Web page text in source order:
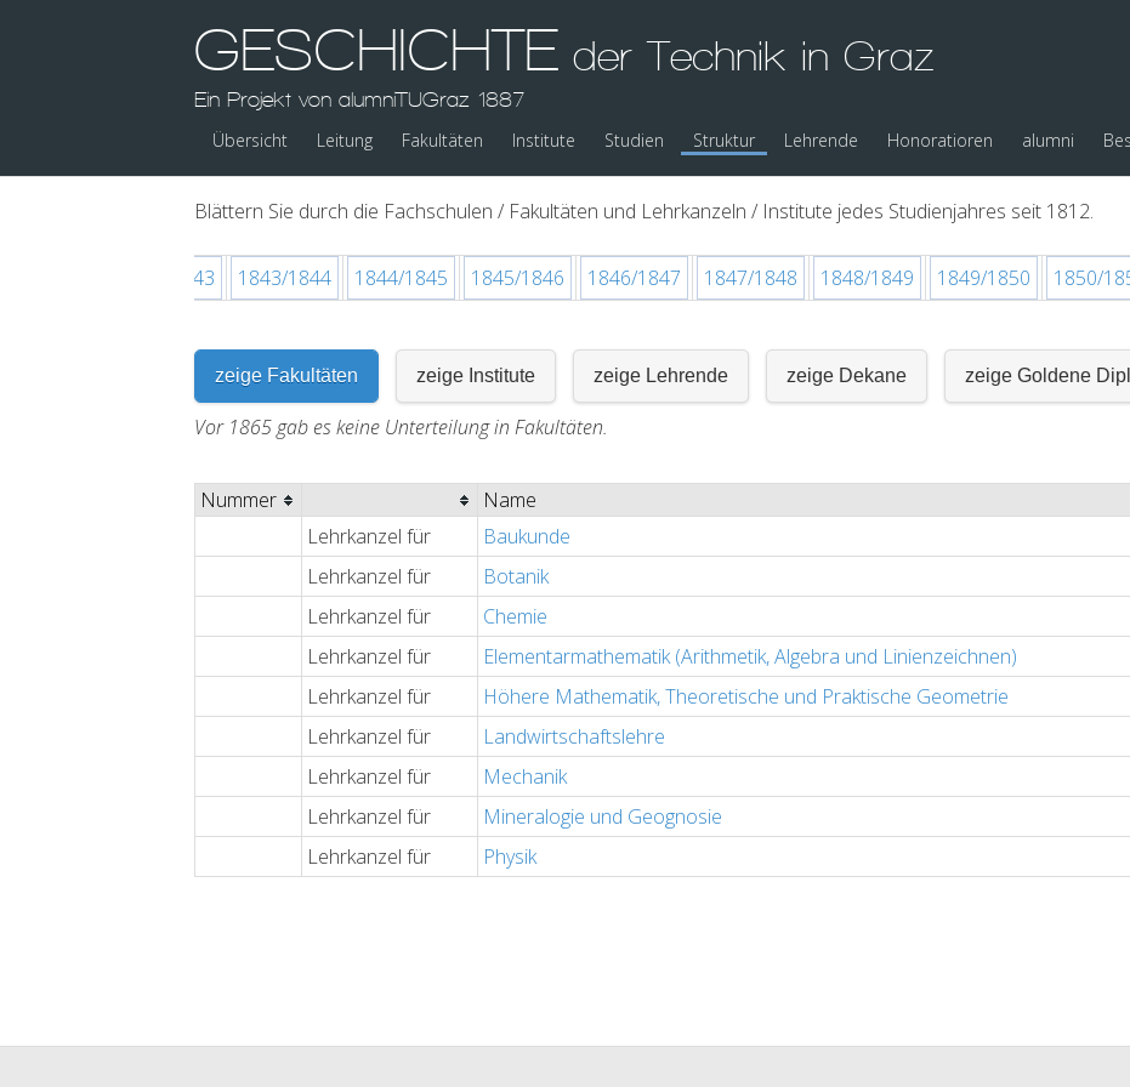
GESCHICHTE der Technik in Graz
Ein Projekt von alumniTUGraz 1887
Übersicht Leitung Fakultäten Institute Studien Struktur Lehrende Honoratioren alumni
Blättern Sie durch die Fachschulen / Fakultäten und Lehrkanzeln / Institute jedes Studienjahres seit 1812.
1842/1843 1843/1844 1844/1845 1845/1846 1846/1847 1847/1848 1848/1849 1849/1850 1850/
zeige Fakultäten zeige Institute zeige Lehrende zeige Dekane zeige Goldene
Vor 1865 gab es keine Unterteilung in Fakultäten.
Nummer Name
Lehrkanzel für
Baukunde
Lehrkanzel für
Botanik
Lehrkanzel für
Chemie
Lehrkanzel für
Elementarmathematik (Arithmetik, Algebra und Linienzeichnen)
Lehrkanzel für
Höhere Mathematik, Theoretische und Praktische Geometrie
Lehrkanzel für
Landwirtschaftslehre
Lehrkanzel für
Mechanik
Lehrkanzel für
Mineralogie und Geognosie
Lehrkanzel für
Physik